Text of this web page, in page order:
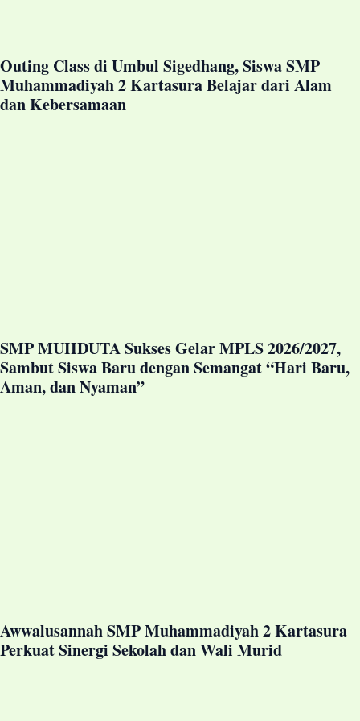
Outing Class di Umbul Sigedhang, Siswa SMP
Muhammadiyah 2 Kartasura Belajar dari Alam
dan Kebersamaan
SMP MUHDUTA Sukses Gelar MPLS 2026/2027,
Sambut Siswa Baru dengan Semangat “Hari Baru,
Aman, dan Nyaman”
Awwalusannah SMP Muhammadiyah 2 Kartasura
Perkuat Sinergi Sekolah dan Wali Murid